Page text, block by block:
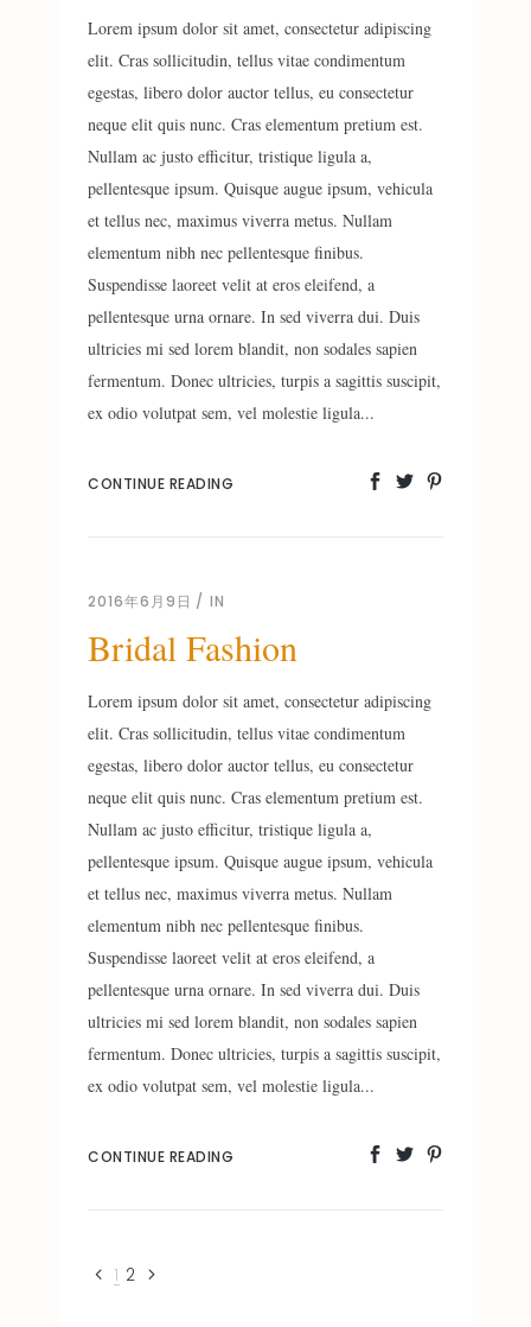
Lorem ipsum dolor sit amet, consectetur adipiscing
elit. Cras sollicitudin, tellus vitae condimentum
egestas, libero dolor auctor tellus, eu consectetur
neque elit quis nunc. Cras elementum pretium est.
Nullam ac justo efficitur, tristique ligula a,
pellentesque ipsum. Quisque augue ipsum, vehicula
et tellus nec, maximus viverra metus. Nullam
elementum nibh nec pellentesque finibus.
Suspendisse laoreet velit at eros eleifend, a
pellentesque urna ornare. In sed viverra dui. Duis
ultricies mi sed lorem blandit, non sodales sapien
fermentum. Donec ultricies, turpis a sagittis suscipit,
ex odio volutpat sem, vel molestie ligula...
CONTINUE READING
2016年6月9日 IN
Bridal Fashion
Lorem ipsum dolor sit amet, consectetur adipiscing
elit. Cras sollicitudin, tellus vitae condimentum
egestas, libero dolor auctor tellus, eu consectetur
neque elit quis nunc. Cras elementum pretium est.
Nullam ac justo efficitur, tristique ligula a,
pellentesque ipsum. Quisque augue ipsum, vehicula
et tellus nec, maximus viverra metus. Nullam
elementum nibh nec pellentesque finibus.
Suspendisse laoreet velit at eros eleifend, a
pellentesque urna ornare. In sed viverra dui. Duis
ultricies mi sed lorem blandit, non sodales sapien
fermentum. Donec ultricies, turpis a sagittis suscipit,
ex odio volutpat sem, vel molestie ligula...
CONTINUE READING
1 2